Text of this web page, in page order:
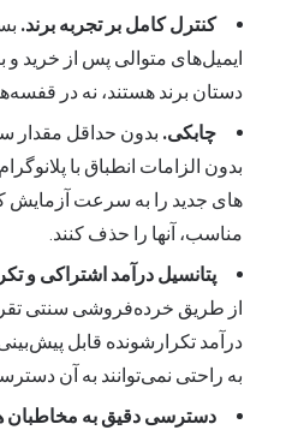
کنترل کامل بر تجربه برند.
ایمیل‌های متوالی پس از خرید و
دستان برند هستند، نه در
چابکی.بدون حداقل مقدار
های جدید را به سرعت آزمایش
مناسب، آنها را حذف کنند.
پتانسیل درآمد اشتراکی و
درآمد تکرارشونده قابل پیش‌بینی
به راحتی نمی‌توانند به آن دسترسی
دسترسی دقیق به مخاطبان هدف.